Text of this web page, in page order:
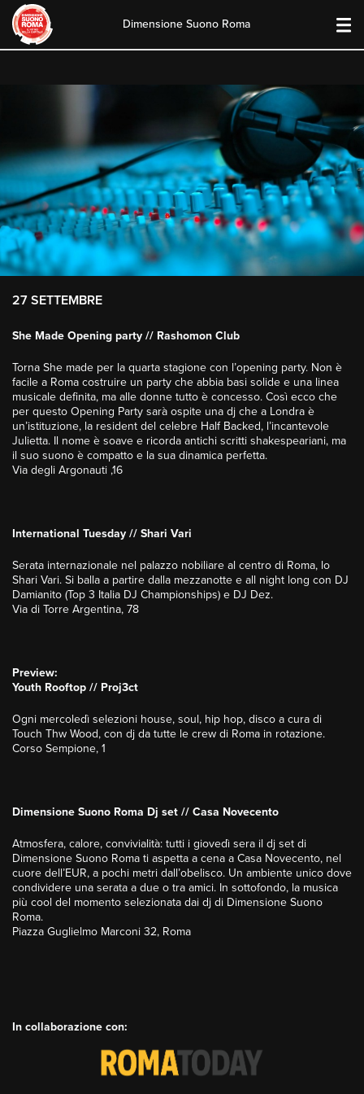
Dimensione Suono Roma
27 SETTEMBRE
She Made Opening party // Rashomon Club
Torna She made per la quarta stagione con l’opening party. Non è
facile a Roma costruire un party che abbia basi solide e una linea
musicale definita, ma alle donne tutto è concesso. Così ecco che
per questo Opening Party sarà ospite una dj che a Londra è
un’istituzione, la resident del celebre Half Backed, l’incantevole
Julietta. Il nome è soave e ricorda antichi scritti shakespeariani, ma
il suo suono è compatto e la sua dinamica perfetta.
Via degli Argonauti ,16
International Tuesday // Shari Vari
Serata internazionale nel palazzo nobiliare al centro di Roma, lo
Shari Vari. Si balla a partire dalla mezzanotte e all night long con DJ
Damianito (Top 3 Italia DJ Championships) e DJ Dez.
Via di Torre Argentina, 78
Preview:
Youth Rooftop // Proj3ct
Ogni mercoledì selezioni house, soul, hip hop, disco a cura di
Touch Thw Wood, con dj da tutte le crew di Roma in rotazione.
Corso Sempione, 1
Dimensione Suono Roma Dj set // Casa Novecento
Atmosfera, calore, convivialità: tutti i giovedì sera il dj set di
Dimensione Suono Roma ti aspetta a cena a Casa Novecento, nel
cuore dell’EUR, a pochi metri dall’obelisco. Un ambiente unico dove
condividere una serata a due o tra amici. In sottofondo, la musica
più cool del momento selezionata dai dj di Dimensione Suono
Roma.
Piazza Guglielmo Marconi 32, Roma
In collaborazione con: